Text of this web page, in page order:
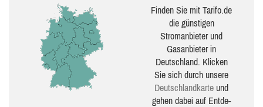
Finden Sie mit Tarifo.de
die güns­ti­gen
Stromanbieter und
Gasanbieter in
Deutschland. Klicken
Sie sich durch unsere
Deutsch­land­karte und
gehen dabei auf Ent­de­